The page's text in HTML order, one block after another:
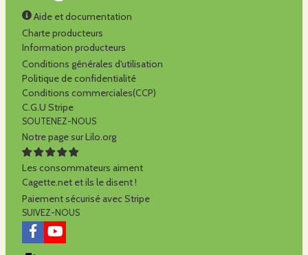
Aide et documentation
Charte producteurs
Information producteurs
Conditions générales d'utilisation
Politique de confidentialité
Conditions commerciales(CCP)
C.G.U Stripe
SOUTENEZ-NOUS
Notre page sur Lilo.org
Les consommateurs aiment
Cagette.net et ils le disent !
Paiement sécurisé avec Stripe
SUIVEZ-NOUS